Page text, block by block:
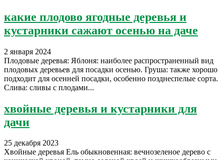
какие плодово ягодные деревья и
кустарники сажают осенью на даче
2 января 2024
Плодовые деревья: Яблоня: наиболее распространенный вид
плодовых деревьев для посадки осенью. Груша: также хорошо
подходит для осенней посадки, особенно позднеспелые сорта.
Слива: сливы с плодами...
хвойные деревья и кустарники для
дачи
25 декабря 2023
Хвойные деревья Ель обыкновенная: вечнозеленое дерево с